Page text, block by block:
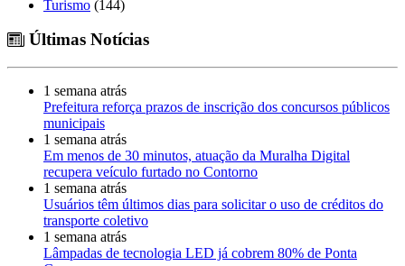
Turismo (144)
Últimas Notícias
1 semana atrás
Prefeitura reforça prazos de inscrição dos concursos públicos
municipais
1 semana atrás
Em menos de 30 minutos, atuação da Muralha Digital
recupera veículo furtado no Contorno
1 semana atrás
Usuários têm últimos dias para solicitar o uso de créditos do
transporte coletivo
1 semana atrás
Lâmpadas de tecnologia LED já cobrem 80% de Ponta